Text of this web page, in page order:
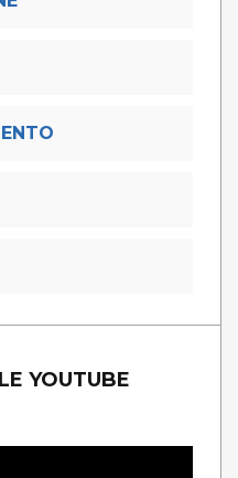
YOUTUBE